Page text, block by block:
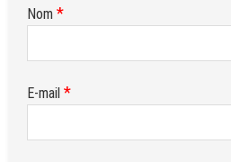
Nom *
E-mail *